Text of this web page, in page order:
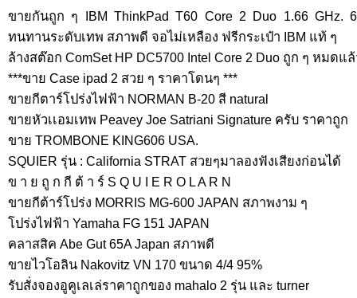
ขายกันถูก ๆ IBM ThinkPad T60 Core 2 Duo 1.66 GHz.
ทนทานระดับเทพ สภาพดี จอไม่เหลือง ฟรีกระเป๋า IBM แท้ ๆ
ล้างสต๊อก ComSet HP DC5700 Intel Core 2 Duo ถูก ๆ หมดแ
***ขาย Case ipad 2 สวย ๆ ราคาโดนๆ ***
ขายกีตาร์โปร่งไฟฟ้า NORMAN B-20 สี natural
ขายหัวเเอมเทพ Peavey Joe Satriani Signature ครับ ราคาถูก
ขาย TROMBONE KING606 USA.
SQUIER รุ่น : California STRAT สวยๆมาลองฟังเสียงก่อนได้
ข า ย ถู ก กี ต้ า ร์ S Q U I E R O L A R N
ขายกีต้าร์โปร่ง MORRIS MG-600 JAPAN สภาพงาม ๆ
โปร่งไฟฟ้า Yamaha FG 151 JAPAN
คลาสสิค Abe Gut 65A Japan สภาพดี
ขายไวโอลิน Nakovitz VN 170 ขนาด 4/4 95%
รับสั่งจองอูคูเลเล่ราคาถูกของ mahalo 2 รุ่น และ turner